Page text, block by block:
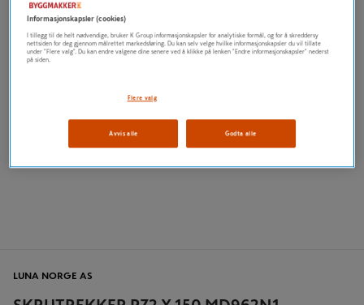
LUNA NORGE AS
Informasjonskapsler (cookies)
I tillegg til de helt nødvendige, bruker K Group informasjonskapsler for analytiske formål, og for å skreddersy
nettsiden for deg gjennom målrettet markedsføring. Du kan selv velge hvilke informasjonskapsler du vil tillate
under "Flere valg". Du kan endre valgene dine senere ved å klikke på lenken "Endre informasjonskapsler" nederst
på siden.
Flere valg
Avvis alle Godta alle